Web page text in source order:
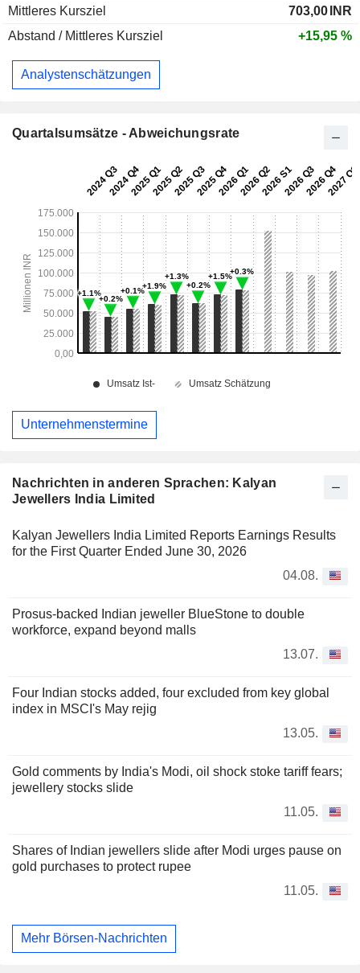
Nachrichten in anderen Sprachen: Kalyan
Jewellers India Limited
Kalyan Jewellers India Limited Reports Earnings Results
for the First Quarter Ended June 30, 2026
04.08.
Prosus-backed Indian jeweller BlueStone to double
workforce, expand beyond malls
13.07.
Four Indian stocks added, four excluded from key global
index in MSCI's May rejig
13.05.
Gold comments by India's Modi, oil shock stoke tariff fears;
jewellery stocks slide
11.05.
Shares of Indian jewellers slide after Modi urges pause on
gold purchases to protect rupee
11.05.
Mehr Börsen-Nachrichten
Mittleres Kursziel
703,00 INR
Abstand / Mittleres Kursziel
+15,95 %
Analystenschätzungen
Quartalsumsätze - Abweichungsrate
Unternehmenstermine